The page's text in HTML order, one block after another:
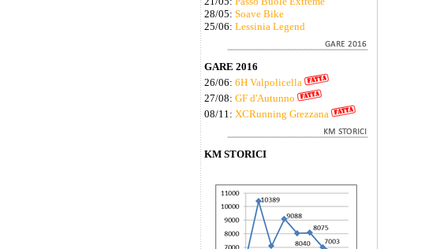
28/05: Soave Bike
25/06: Lessinia Legend
GARE 2016
26/06: 6H Valpolicella
27/08: GF d'Autunno
08/11: XCRunning Grezzana
KM STORICI